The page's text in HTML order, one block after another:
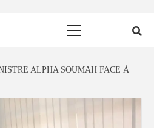
ALPHA SOUMAH FACE À